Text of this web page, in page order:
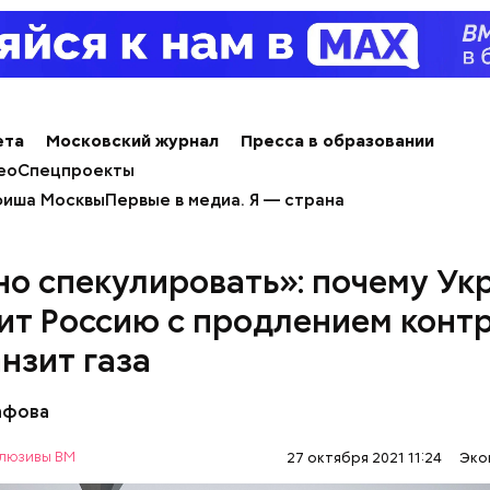
Московский журнал
Пресса в образовании
Спецпроекты
МосквыПервые в медиа. Я — страна
спекулировать»: почему
Россию с продлением
газа
ВМ 27 октября 2021 11:24
вычеты полагаются определенным льготным
Великой Отечественной войны, инвалиды,
родителям или опекунам несовершеннолетних
действует ежемесячно.